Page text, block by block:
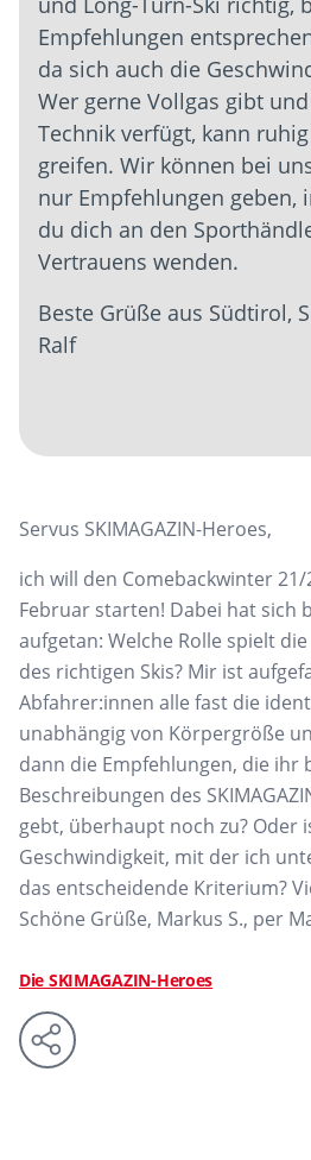
Empfehlungen
da sich auch die
Wer gerne Vollgas gibt
Technik verfügt, kann
greifen. Wir können bei
nur Empfehlungen geben,
du dich an den
Vertrauens wenden.
Beste Grüße aus Südtirol,
Ralf
Servus SKIMAGAZIN-Heroes,
ich will den Comebackwinter
Februar starten! Dabei hat sich
aufgetan: Welche Rolle spielt
des richtigen Skis? Mir ist
Abfahrer:innen alle fast die
unabhängig von Körpergröße
dann die Empfehlungen, die ihr
Beschreibungen des
gebt, überhaupt noch zu? Oder
Geschwindigkeit, mit der ich
das entscheidende Kriterium?
Schöne Grüße, Markus S., per
Die SKIMAGAZIN-Heroes